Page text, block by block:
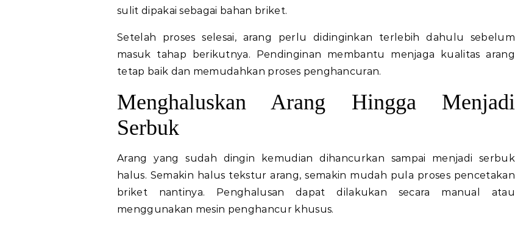
sulit dipakai sebagai bahan briket.
Setelah proses selesai, arang perlu didinginkan terlebih dahulu sebelum
masuk tahap berikutnya. Pendinginan membantu menjaga kualitas arang
tetap baik dan memudahkan proses penghancuran.
Menghaluskan Arang Hingga Menjadi
Serbuk
Arang yang sudah dingin kemudian dihancurkan sampai menjadi serbuk
halus. Semakin halus tekstur arang, semakin mudah pula proses pencetakan
briket nantinya. Penghalusan dapat dilakukan secara manual atau
menggunakan mesin penghancur khusus.